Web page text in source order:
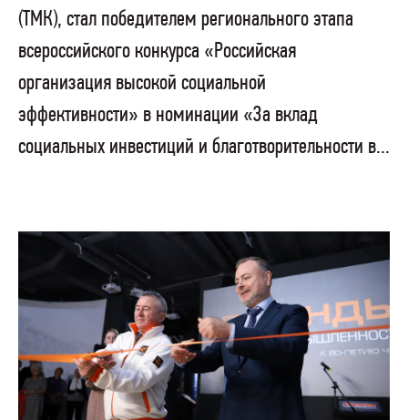
(ТМК), стал победителем регионального этапа
всероссийского конкурса «Российская
организация высокой социальной
эффективности» в номинации «За вклад
социальных инвестиций и благотворительности в...